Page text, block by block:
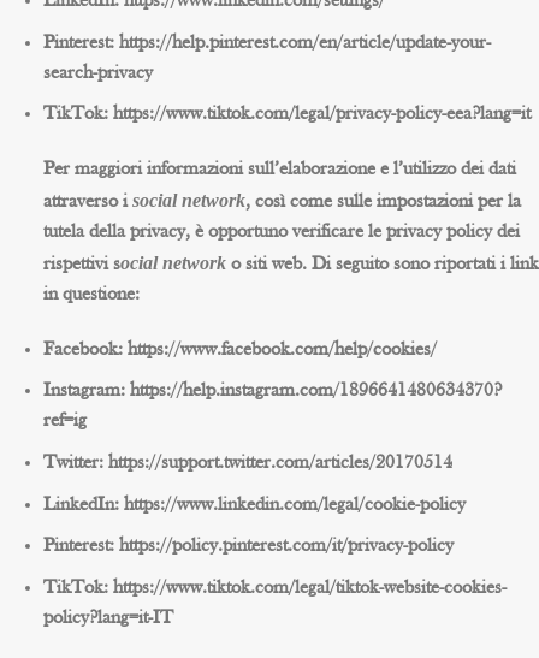
Pinterest: https://help.pinterest.com/en/article/update-your-
search-privacy
TikTok: https://www.tiktok.com/legal/privacy-policy-eea?lang=it
Per maggiori informazioni sull’elaborazione e l’utilizzo dei dati
attraverso isocial network, così come sulle impostazioni per la
tutela della privacy, è opportuno verificare le privacy policy dei
rispettivi social network o siti web. Di seguito sono riportati i link
in questione:
Facebook: https://www.facebook.com/help/cookies/
Instagram: https://help.instagram.com/1896641480634370?
ref=ig
Twitter: https://support.twitter.com/articles/20170514
LinkedIn: https://www.linkedin.com/legal/cookie-policy
Pinterest: https://policy.pinterest.com/it/privacy-policy
TikTok: https://www.tiktok.com/legal/tiktok-website-cookies-
policy?lang=it-IT